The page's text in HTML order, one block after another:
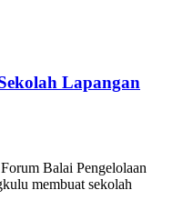
Lapangan
Balai Pengelolaan
membuat sekolah